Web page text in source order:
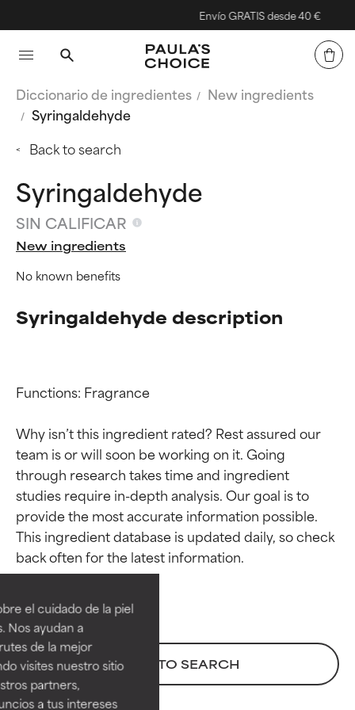
el cuidado de la piel
Nos ayudan a
de la mejor
visites nuestro sitio
partners,
a tus intereses
Envío GRATIS desde 40 €
Diccionario de ingredientes
New ingredients
Syringaldehyde
Back to search
Syringaldehyde
SIN CALIFICAR
New ingredients
No known benefits
Syringaldehyde description
Functions: Fragrance
Why isn’t this ingredient rated? Rest assured our
team is or will soon be working on it. Going
through research takes time and ingredient
studies require in-depth analysis. Our goal is to
provide the most accurate information possible.
This ingredient database is updated daily, so check
BACK TO SEARCH
Calificaciones de
ingredientes
EXCELENTE
Ingrediente sobresaliente con
beneficios reales para la piel. Su
Calificaciones de
ingredientes
EXCELENTE
Ingrediente sobresaliente con
beneficios reales para la piel. Su